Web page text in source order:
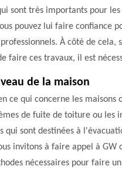
sont très importants pour
pouvez lui faire confiance
À côté de cela,
faire ces travaux, il est
de la maison
ce qui concerne les
de fuite de toiture ou les
sont destinées à
invitons à faire appel à GW
nécessaires pour faire